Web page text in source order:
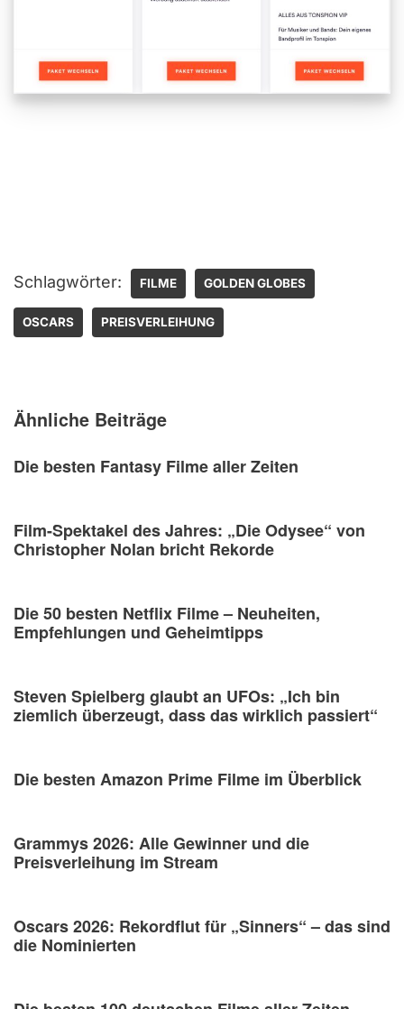
Schlagwörter: FILME GOLDEN GLOBES
OSCARS PREISVERLEIHUNG
Ähnliche Beiträge
Die besten Fantasy Filme aller Zeiten
Film-Spektakel des Jahres: „Die Odysee“ von
Christopher Nolan bricht Rekorde
Die 50 besten Netflix Filme – Neuheiten,
Empfehlungen und Geheimtipps
Steven Spielberg glaubt an UFOs: „Ich bin
ziemlich überzeugt, dass das wirklich passiert“
Die besten Amazon Prime Filme im Überblick
Grammys 2026: Alle Gewinner und die
Preisverleihung im Stream
Oscars 2026: Rekordflut für „Sinners“ – das sind
die Nominierten